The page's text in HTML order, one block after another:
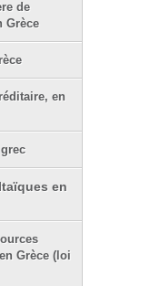
de
Grèce
en
en
Grèce (loi